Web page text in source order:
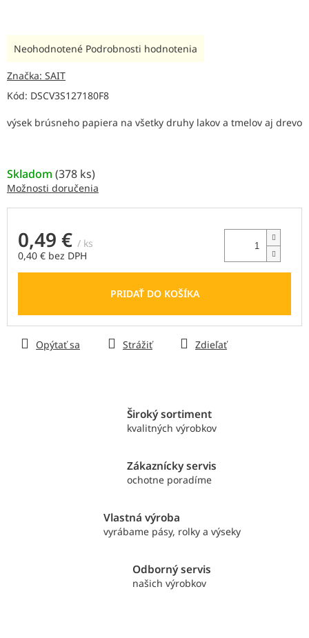
Kód: DSCV3S127180F8
Skladom (378 ks)
Možnosti doručenia
0,49 € / ks
0,40 € bez DPH
Jednotková
PRIDAŤ DO KOŠÍKA
výsek brúsneho papiera na všetky druhy lakov a tmelov aj drevo
Opýtať sa Strážiť Zdieľať
Priemerné
produktu
0,0
5
Neohodnotené Podrobnosti hodnotenia
Značka: SAIT
Široký sortiment
kvalitných výrobkov
Zákaznícky servis
ochotne poradíme
Vlastná výroba
vyrábame pásy, rolky a výseky
Odborný servis
našich výrobkov